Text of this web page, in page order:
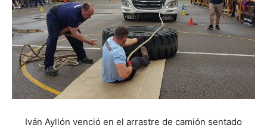
Iván Ayllón venció en el arrastre de camión sentado